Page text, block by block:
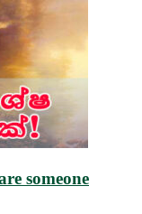
someone